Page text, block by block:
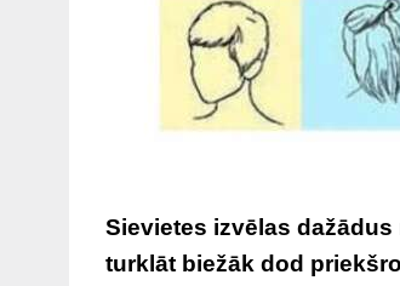
Sievietes izvēlas
turklāt biežāk dod